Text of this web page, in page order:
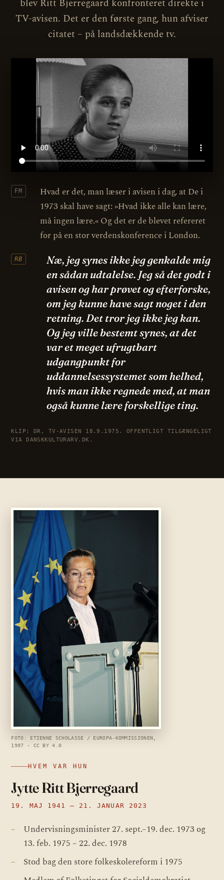
blev Ritt Bjerregaard konfronteret direkte i
TV-avisen. Det er den første gang, hun afviser
citatet – på landsdækkende tv.
FM
Hvad er det, man læser i avisen i dag, at De i
1973 skal have sagt: »Hvad ikke alle kan lære,
må ingen lære.« Og det er de blevet refereret
for på en stor verdenskonference i London.
RB
Næ, jeg synes ikke jeg genkalde mig
en sådan udtalelse. Jeg så det godt i
avisen og har prøvet og efterforske,
om jeg kunne have sagt noget i den
retning. Det tror jeg ikke jeg kan.
Og jeg ville bestemt synes, at det
var et meget ufrugtbart
udgangpunkt for
uddannelsessystemet som helhed,
hvis man ikke regnede med, at man
også kunne lære forskellige ting.
KLIP: DR, TV-AVISEN 18.9.1975. OFFENTLIGT TILGÆNGELIGT
VIA DANSKKULTURARV.DK.
FOTO: ETIENNE SCHOLASSE / EUROPA-KOMMISSIONEN,
1997 · CC BY 4.0
HVEM VAR HUN
Jytte Ritt Bjerregaard
19. MAJ 1941 – 21. JANUAR 2023
Undervisningsminister 27. sept.–19. dec. 1973 og
13. feb. 1975 – 22. dec. 1978
Stod bag den store folkeskolereform i 1975